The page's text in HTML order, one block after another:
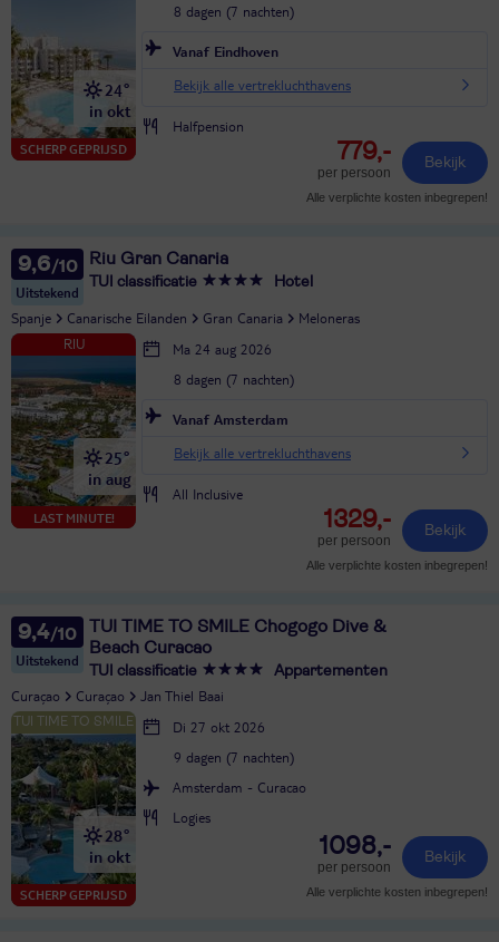
SCHERP GEPRIJSD
24°
in okt
8 dagen (7 nachten)
Vanaf Eindhoven
Bekijk alle vertrekluchthavens
Halfpension
779,-
per persoon
Bekijk
Alle verplichte kosten inbegrepen!
9,6
Uitstekend
Riu Gran Canaria
TUI classificatie Hotel
Spanje Canarische Eilanden Gran Canaria Meloneras
LAST MINUTE!
25°
in aug
Ma 24 aug 2026
8 dagen (7 nachten)
Vanaf Amsterdam
Bekijk alle vertrekluchthavens
All Inclusive
1329,-
per persoon
Bekijk
Alle verplichte kosten inbegrepen!
9,4
Uitstekend
TUI TIME TO SMILE Chogogo Dive &
Beach Curacao
TUI classificatie Appartementen
Curaçao Curaçao Jan Thiel Baai
SCHERP GEPRIJSD
28°
in okt
Di 27 okt 2026
9 dagen (7 nachten)
Amsterdam - Curacao
Logies
1098,-
per persoon
Bekijk
Alle verplichte kosten inbegrepen!